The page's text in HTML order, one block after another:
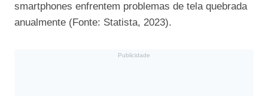
smartphones enfrentem problemas de tela quebrada
anualmente (Fonte: Statista, 2023).
Publicidade